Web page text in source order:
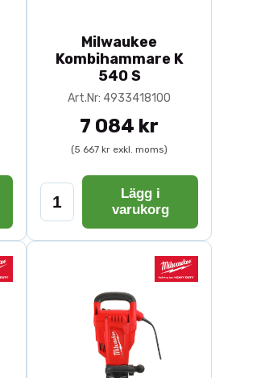
Milwaukee
Kombihammare K
540 S
Art.Nr: 4933418100
7 084 kr
(5 667 kr exkl. moms)
Lägg i
varukorg